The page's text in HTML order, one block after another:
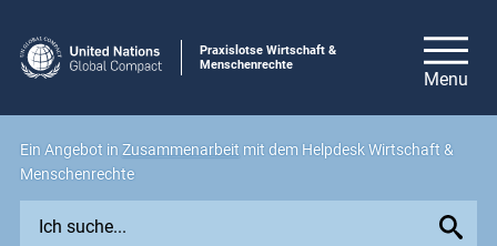
Praxislotse Wirtschaft &
Menschenrechte
Ein Angebot in Zusammenarbeit mit dem Helpdesk Wirtschaft &
Menschenrechte